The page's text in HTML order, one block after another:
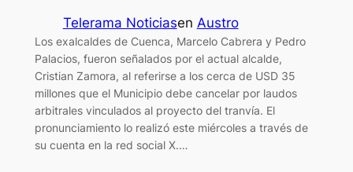
Telerama Noticiasen Austro
Los exalcaldes de Cuenca, Marcelo Cabrera y Pedro
Palacios, fueron señalados por el actual alcalde,
Cristian Zamora, al referirse a los cerca de USD 35
millones que el Municipio debe cancelar por laudos
arbitrales vinculados al proyecto del tranvía. El
pronunciamiento lo realizó este miércoles a través de
su cuenta en la red social X.…